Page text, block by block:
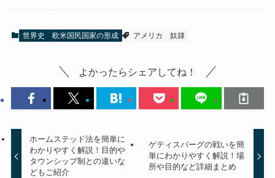
世界史 欧米国民国家の形成 アメリカ 奴隷
よかったらシェアしてね！
ホームステッド法を簡単に
わかりやすく解説！目的や
タウンシップ制との違いな
どもご紹介
ゲティスバーグの戦いを簡
単にわかりやすく解説！場
所や目的など詳細まとめ